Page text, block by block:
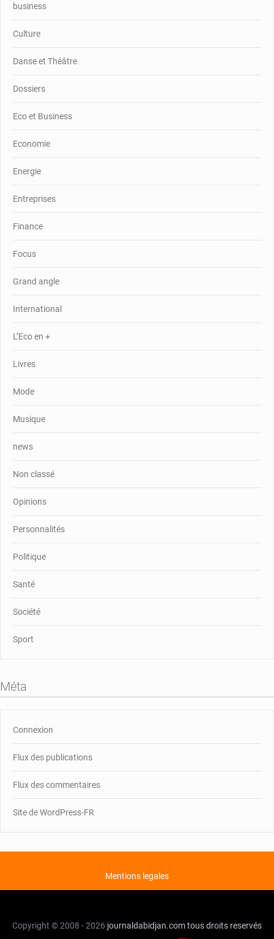
business
Culture
Danse et Théâtre
Dossiers
Eco et Business
Economie
Energie
Entreprises
Finance
Focus
Grand angle
International
L’Eco en +
Livres
Mode
Musique
news
Non classé
Opinions
Personnalités
Politique
Santé
Société
Sport
Méta
Connexion
Flux des publications
Flux des commentaires
Site de WordPress-FR
Mentions legales
Copyright © 2008 - 2026 journaldabidjan.comtous droits reservés